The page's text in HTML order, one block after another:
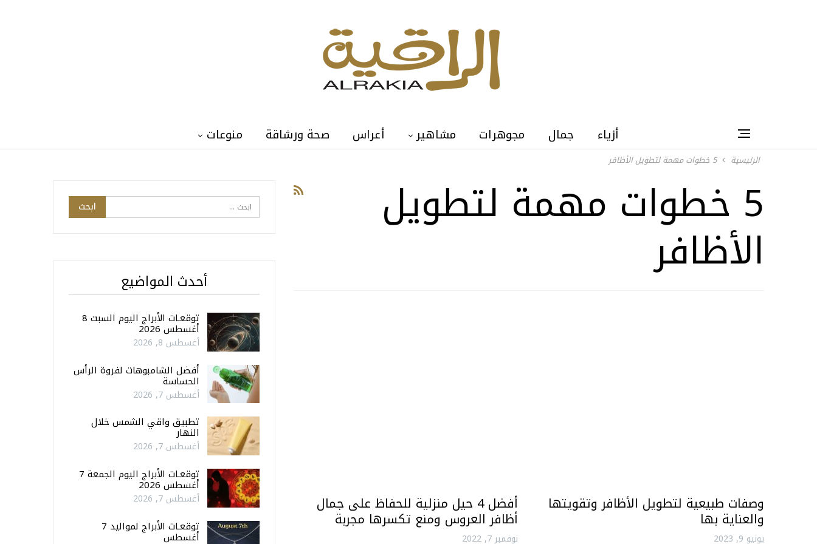
أزياء جمال مجوهرات مشاهير أعراس صحة ورشاقة منوعات
الرئيسية 5 خطوات مهمة لتطويل الأظافر
5 خطوات مهمة لتطويل
الأظافر
وصفات طبيعية لتطويل الأظافر وتقويتها
والعناية بها
يونيو 9, 2023
أفضل 4 حيل منزلية للحفاظ على جمال
أظافر العروس ومنع تكسرها مجربة
نوفمبر 7, 2022
أحدث المواضيع
توقعـات الأبراج اليوم السبت 8
أغسطس 2026
أغسطس 8, 2026
أفضل الشامبوهات لفروة الرأس
الحساسة
أغسطس 7, 2026
تطبيق واقي الشمس خلال
النهار
أغسطس 7, 2026
توقعـات الأبراج اليوم الجمعة 7
أغسطس 2026
أغسطس 7, 2026
توقعـات الأبراج لمواليد 7
أغسطس